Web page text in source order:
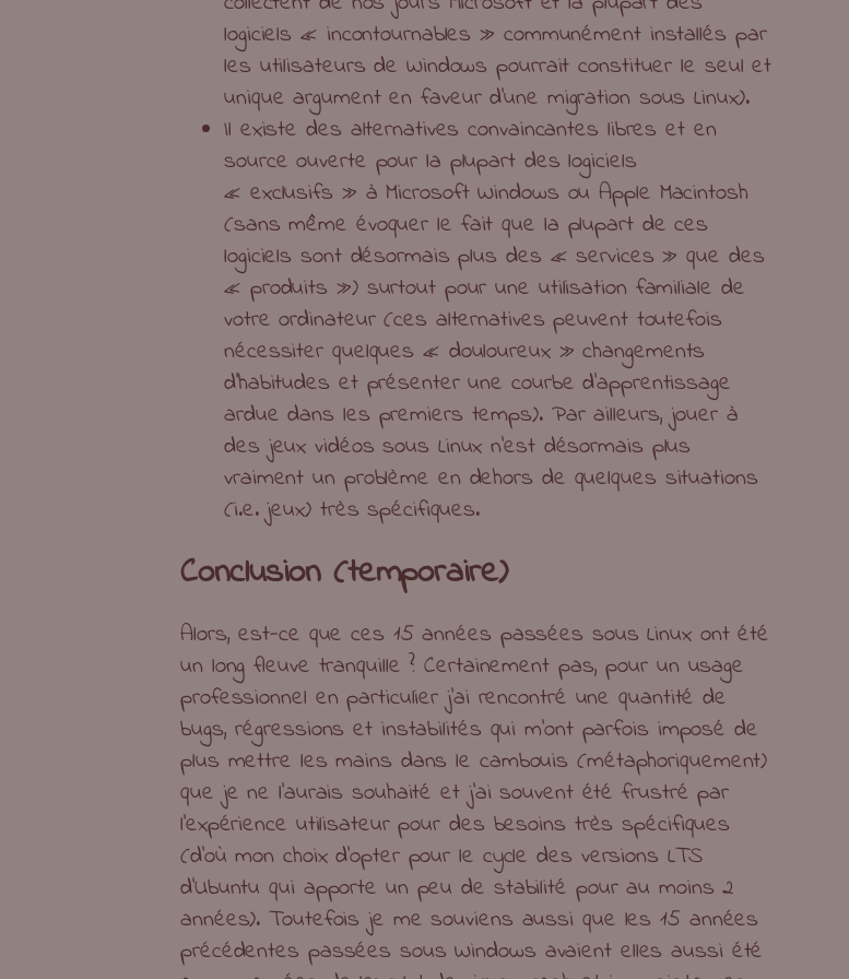
logiciels « incontournables » communément installés par
les utilisateurs de Windows pourrait constituer le seul et
unique argument en faveur d’une migration sous Linux).
Il existe des alternatives convaincantes libres et en
source ouverte pour la plupart des logiciels
« exclusifs » à Microsoft Windows ou Apple Macintosh
(sans même évoquer le fait que la plupart de ces
logiciels sont désormais plus des « services » que des
« produits ») surtout pour une utilisation familiale de
votre ordinateur (ces alternatives peuvent toutefois
nécessiter quelques « douloureux » changements
d’habitudes et présenter une courbe d’apprentissage
ardue dans les premiers temps). Par ailleurs, jouer à
des jeux vidéos sous Linux n’est désormais plus
vraiment un problème en dehors de quelques situations
(i.e. jeux) très spécifiques.
Conclusion (temporaire)
Alors, est-ce que ces 15 années passées sous Linux ont été
un long fleuve tranquille ? Certainement pas, pour un usage
professionnel en particulier j’ai rencontré une quantité de
bugs, régressions et instabilités qui m’ont parfois imposé de
plus mettre les mains dans le cambouis (métaphoriquement)
que je ne l’aurais souhaité et j’ai souvent été frustré par
l’expérience utilisateur pour des besoins très spécifiques
(d’où mon choix d’opter pour le cycle des versions LTS
d’Ubuntu qui apporte un peu de stabilité pour au moins 2
années). Toutefois je me souviens aussi que les 15 années
précédentes passées sous Windows avaient elles aussi été